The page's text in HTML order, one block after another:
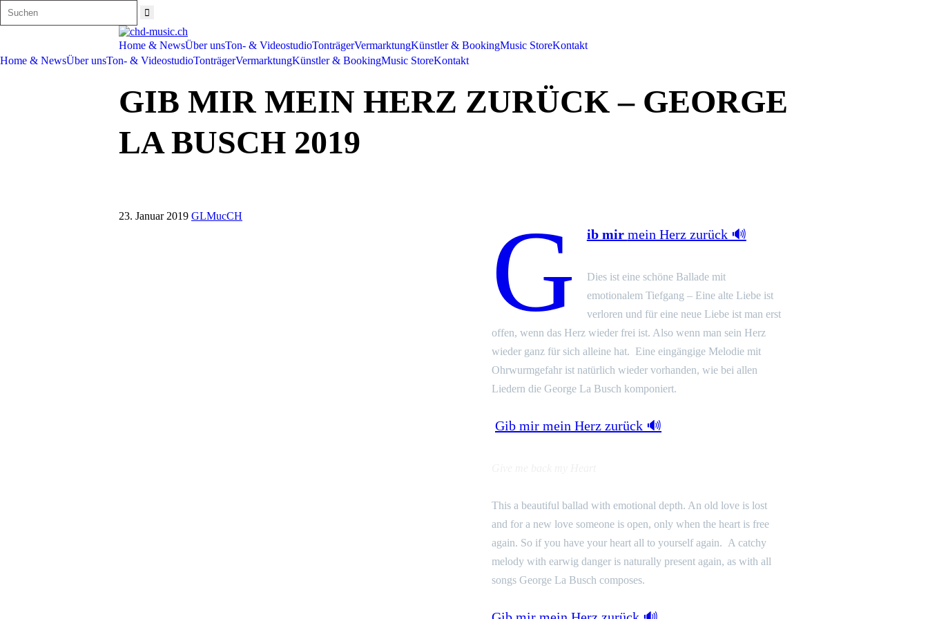
Home & NewsÜber unsTon- & VideostudioTonträgerVermarktungKünstler & BookingMusic StoreKontakt
Home & NewsÜber unsTon- & VideostudioTonträgerVermarktungKünstler & BookingMusic StoreKontakt
GIB MIR MEIN HERZ ZURÜCK – GEORGE
LA BUSCH 2019
23. Januar 2019 GLMucCH G ib mir mein Herz zurück 🔊
Dies ist eine schöne Ballade mit
emotionalem Tiefgang – Eine alte Liebe ist
verloren und für eine neue Liebe ist man erst
offen, wenn das Herz wieder frei ist. Also wenn man sein Herz
wieder ganz für sich alleine hat. Eine eingängige Melodie mit
Ohrwurmgefahr ist natürlich wieder vorhanden, wie bei allen
Liedern die George La Busch komponiert.
Gib mir mein Herz zurück 🔊
This a beautiful ballad with emotional depth. An old love is lost
and for a new love someone is open, only when the heart is free
again. So if you have your heart all to yourself again. A catchy
melody with earwig danger is naturally present again, as with all
songs George La Busch composes.